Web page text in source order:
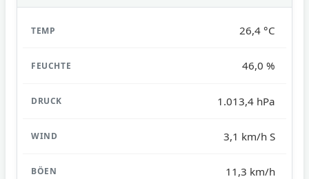
26,4 °C
46,0 %
1.013,4 hPa
3,1 km/h S
11,3 km/h